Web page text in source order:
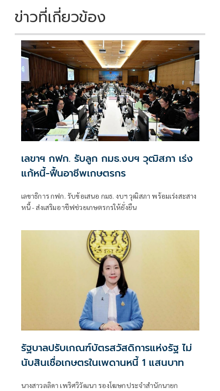
ข่าวที่เกี่ยวข้อง
เลขาฯ กฟก. รับลูก กมธ.งบฯ วุฒิสภา เร่ง
แก้หนี้-ฟื้นอาชีพเกษตรกร
เลขาธิการ กฟก. รับข้อเสนอ กมธ. งบฯ วุฒิสภา พร้อมเร่งสะสาง
หนี้ - ส่งเสริมอาชีฟช่วยเกษตรกรให้ยั่งยืน
รัฐบาลปรับเกณฑ์บัตรสวัสดิการแห่งรัฐ ไม่
นับสินเชื่อเกษตรในเพดานหนี้ 1 แสนบาท
นางสาวลลิดา เพริศวิวัฒนา รองโฆษกประจำสำนักนายก